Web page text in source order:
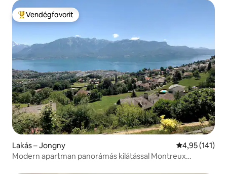
Kiemelt vendégfavorit
Vendégfavorit
Lakás – Jongny Átlagos
4,95 (141)
Modern apartman panorámás kilátással Montreux